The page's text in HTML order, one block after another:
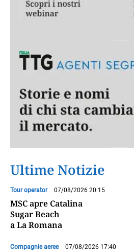
Ultime Notizie
Tour operator 07/08/2026 20:15
MSC apre Catalina
Sugar Beach
a La Romana
Compagnie aeree 07/08/2026 17:40